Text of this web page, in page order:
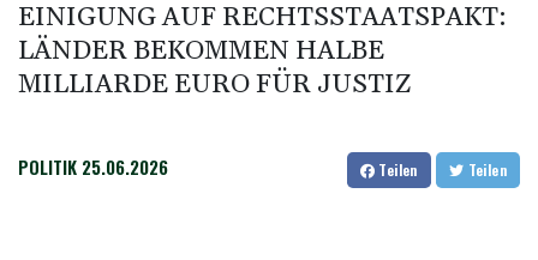
Bulgarien nahe Gaspipeline
Lionel Messi trauert um seinen Vater
EINIGUNG AUF RECHTSSTAATSPAKT:
LÄNDER BEKOMMEN HALBE
MILLIARDE EURO FÜR JUSTIZ
POLITIK 25.06.2026 Teilen Teilen